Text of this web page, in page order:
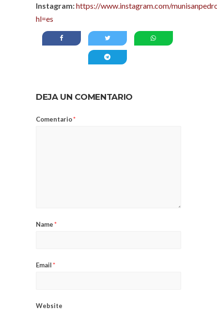
Instagram:https://www.instagram.com/
hl=es
DEJA UN COMENTARIO
Comentario*
Name*
Email*
Website